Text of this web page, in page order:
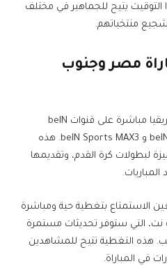
هذا التوقيت يتيح للجماهير في مختلف
منتخباتهم.
مصر وجنوب
سيتم بث مباراة مصر وجنوب أفريقيا مباشرة على قنوات beIN
Sports MAX1 و beIN Sports MAX2 و beIN Sports MAX3. هذه
لبطولات كرة القدم، وتقديمها
الاستمتاع بتغطية حية ومباشرة
نت، التي ستوفر تحديثات مستمرة
هذه التغطية تتيح للمشاهدين
في المباراة.